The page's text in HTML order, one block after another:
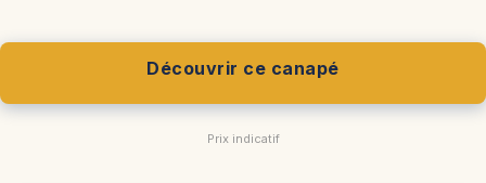
Découvrir ce canapé
Prix indicatif